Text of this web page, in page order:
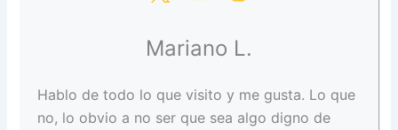
Mariano L.
Hablo de todo lo que visito y me gusta. Lo que
no, lo obvio a no ser que sea algo digno de